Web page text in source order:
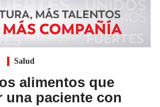
Salud
alimentos que
una paciente con